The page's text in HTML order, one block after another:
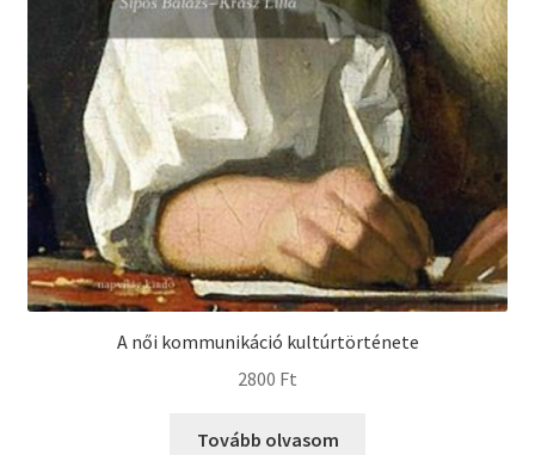
A női kommunikáció kultúrtörténete
2800 Ft
Tovább olvasom